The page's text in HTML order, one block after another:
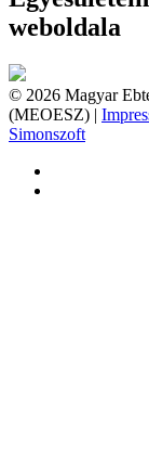
weboldala
© 2026 Magyar
(MEOESZ) |
Simonszoft